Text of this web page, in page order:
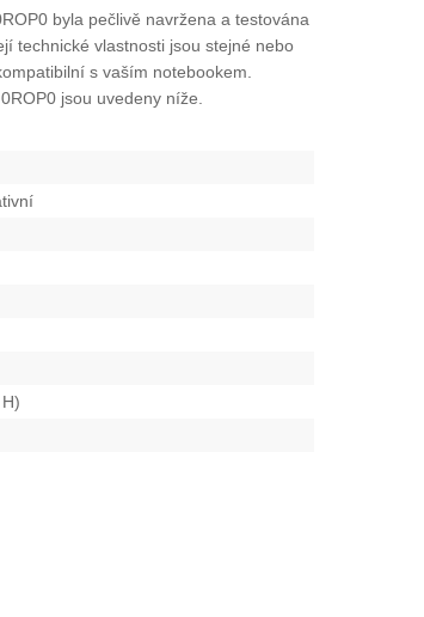
byla pečlivě navržena a testována
technické vlastnosti jsou stejné nebo
s vaším notebookem.
jsou uvedeny níže.